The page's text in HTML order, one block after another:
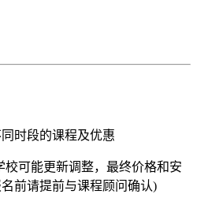
时段的课程及优惠
可能更新调整，最终价格和安
前请提前与课程顾问确认)